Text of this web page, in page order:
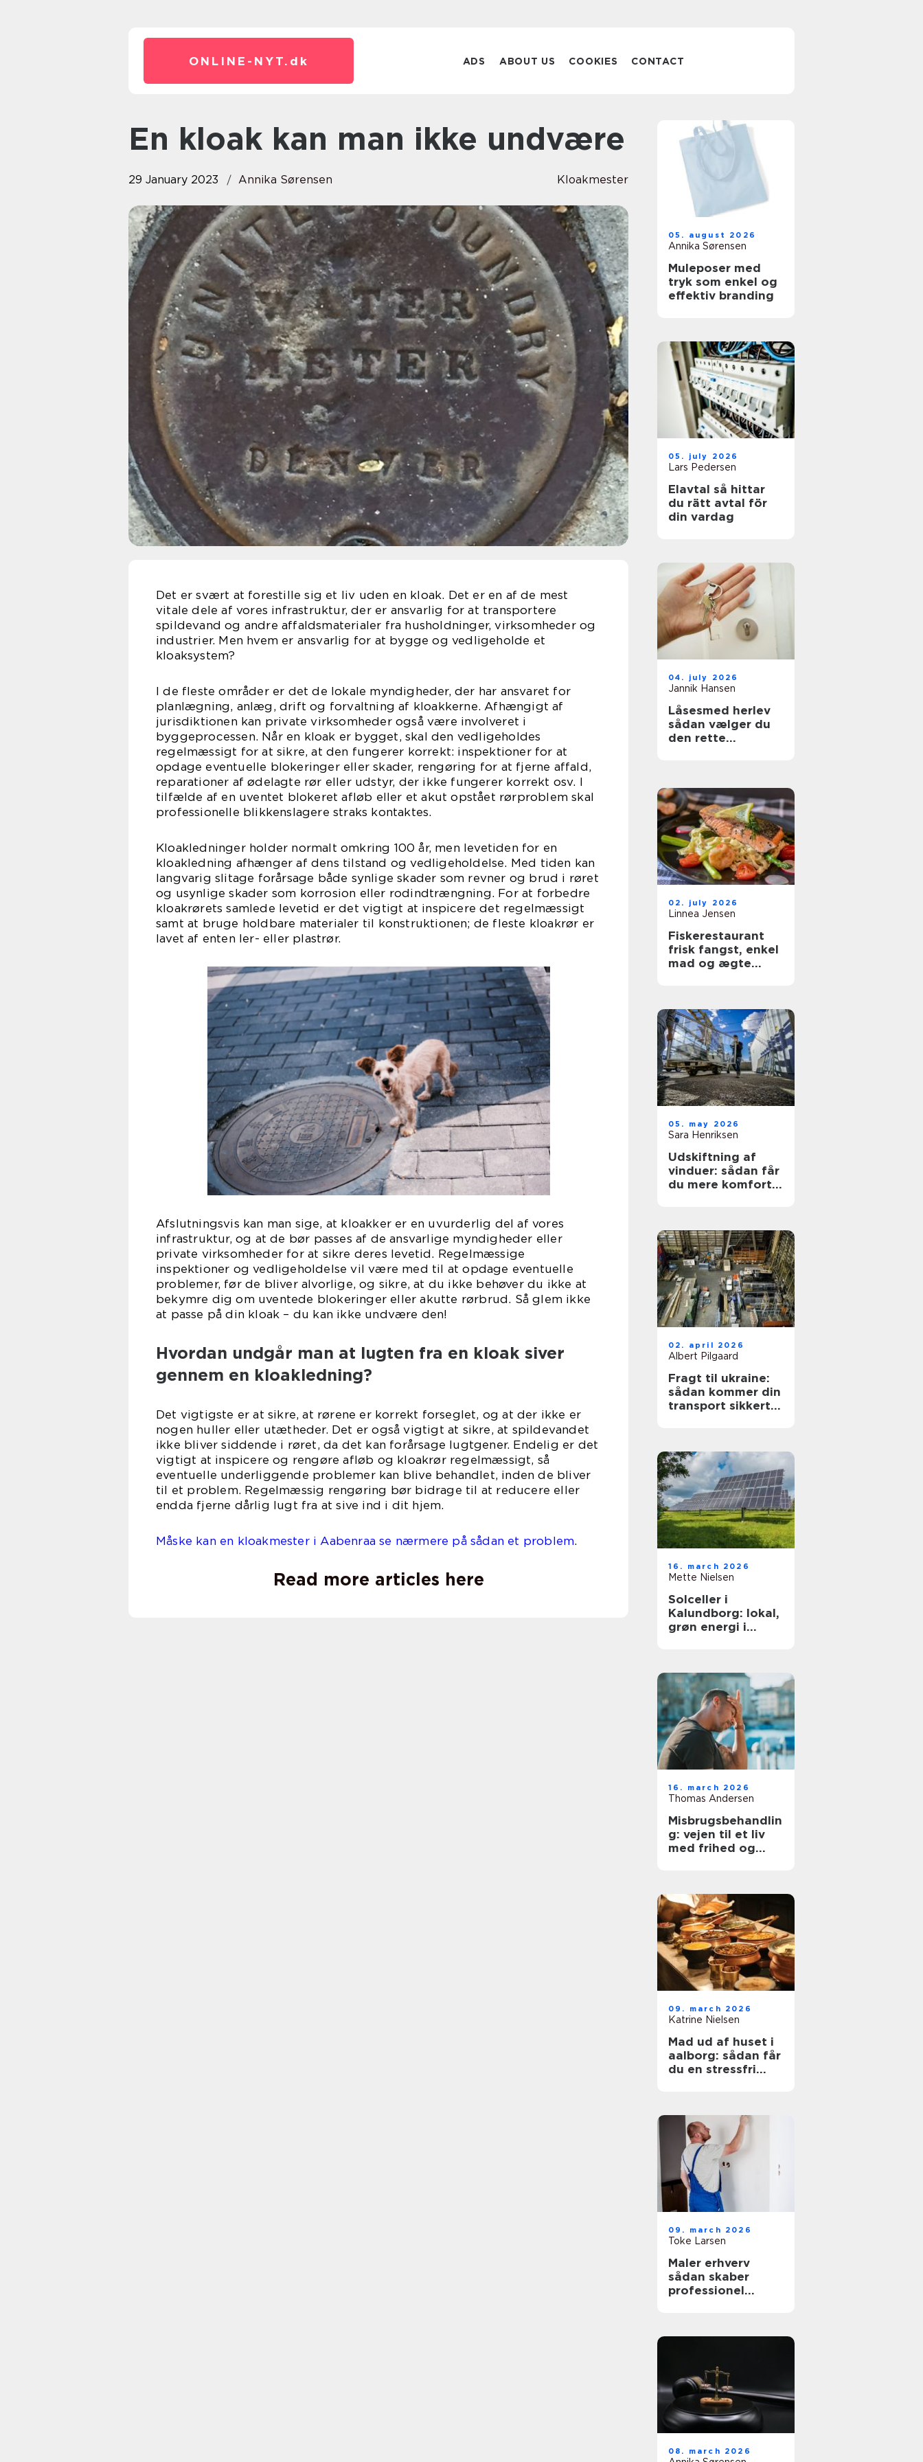
ONLINE-NYT. dk ADS ABOUT US COOKIES CONTACT
En kloak kan man ikke undvære
29 January 2023 Annika Sørensen Kloakmester
Det er svært at forestille sig et liv uden en kloak. Det er en af de mest
vitale dele af vores infrastruktur, der er ansvarlig for at transportere
spildevand og andre affaldsmaterialer fra husholdninger, virksomheder og
industrier. Men hvem er ansvarlig for at bygge og vedligeholde et
kloaksystem?
I de fleste områder er det de lokale myndigheder, der har ansvaret for
planlægning, anlæg, drift og forvaltning af kloakkerne. Afhængigt af
jurisdiktionen kan private virksomheder også være involveret i
byggeprocessen. Når en kloak er bygget, skal den vedligeholdes
regelmæssigt for at sikre, at den fungerer korrekt: inspektioner for at
opdage eventuelle blokeringer eller skader, rengøring for at fjerne affald,
reparationer af ødelagte rør eller udstyr, der ikke fungerer korrekt osv. I
tilfælde af en uventet blokeret afløb eller et akut opstået rørproblem skal
professionelle blikkenslagere straks kontaktes.
Kloakledninger holder normalt omkring 100 år, men levetiden for en
kloakledning afhænger af dens tilstand og vedligeholdelse. Med tiden kan
langvarig slitage forårsage både synlige skader som revner og brud i røret
og usynlige skader som korrosion eller rodindtrængning. For at forbedre
kloakrørets samlede levetid er det vigtigt at inspicere det regelmæssigt
samt at bruge holdbare materialer til konstruktionen; de fleste kloakrør er
lavet af enten ler- eller plastrør.
Afslutningsvis kan man sige, at kloakker er en uvurderlig del af vores
infrastruktur, og at de bør passes af de ansvarlige myndigheder eller
private virksomheder for at sikre deres levetid. Regelmæssige
inspektioner og vedligeholdelse vil være med til at opdage eventuelle
problemer, før de bliver alvorlige, og sikre, at du ikke behøver du ikke at
bekymre dig om uventede blokeringer eller akutte rørbrud. Så glem ikke
at passe på din kloak – du kan ikke undvære den!
Hvordan undgår man at lugten fra en kloak siver
gennem en kloakledning?
Det vigtigste er at sikre, at rørene er korrekt forseglet, og at der ikke er
nogen huller eller utætheder. Det er også vigtigt at sikre, at spildevandet
ikke bliver siddende i røret, da det kan forårsage lugtgener. Endelig er det
vigtigt at inspicere og rengøre afløb og kloakrør regelmæssigt, så
eventuelle underliggende problemer kan blive behandlet, inden de bliver
til et problem. Regelmæssig rengøring bør bidrage til at reducere eller
endda fjerne dårlig lugt fra at sive ind i dit hjem.
Måske kan en kloakmester i Aabenraa se nærmere på sådan et problem.
Read more articles here
05. august 2026
Annika Sørensen
Muleposer med
tryk som enkel og
effektiv branding
05. july 2026
Lars Pedersen
Elavtal så hittar
du rätt avtal för
din vardag
04. july 2026
Jannik Hansen
Låsesmed herlev
sådan vælger du
den rette
02. july 2026
Linnea Jensen
Fiskerestaurant
frisk fangst, enkel
mad og ægte
05. may 2026
Sara Henriksen
Udskiftning af
vinduer: sådan får
du mere komfort
02. april 2026
Albert Pilgaard
Fragt til ukraine:
sådan kommer din
transport sikkert
16. march 2026
Mette Nielsen
Solceller i
Kalundborg: lokal,
grøn energi i
16. march 2026
Thomas Andersen
Misbrugsbehandlin
g: vejen til et liv
med frihed og
09. march 2026
Katrine Nielsen
Mad ud af huset i
aalborg: sådan får
du en stressfri
09. march 2026
Toke Larsen
Maler erhverv
sådan skaber
professionel
08. march 2026